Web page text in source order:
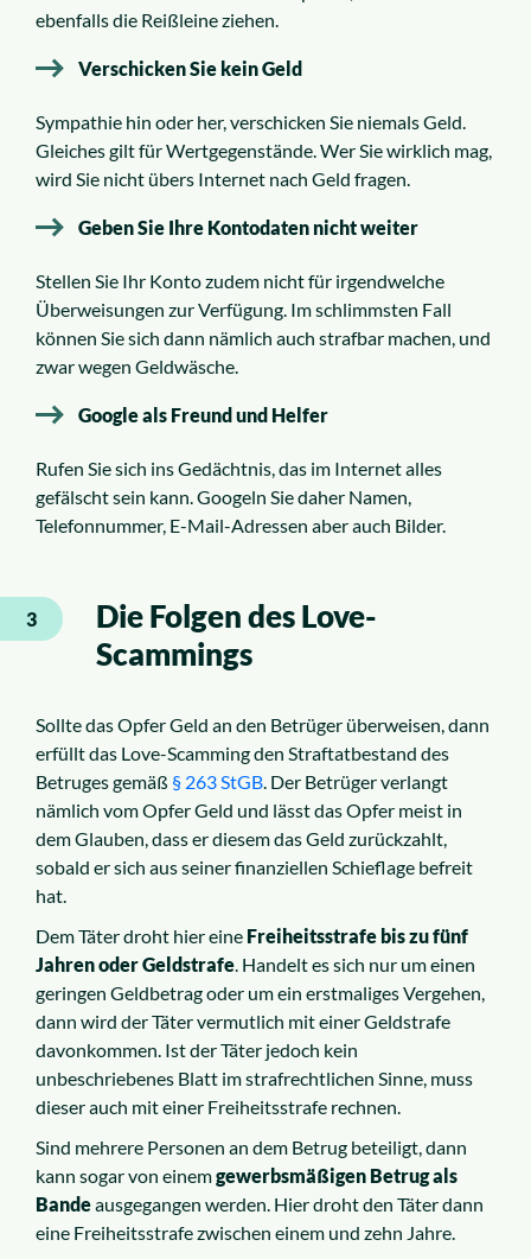
ebenfalls die Reißleine ziehen.
Verschicken Sie kein Geld
Sympathie hin oder her, verschicken Sie niemals Geld.
Gleiches gilt für Wertgegenstände. Wer Sie wirklich mag,
wird Sie nicht übers Internet nach Geld fragen.
Geben Sie Ihre Kontodaten nicht weiter
Stellen Sie Ihr Konto zudem nicht für irgendwelche
Überweisungen zur Verfügung. Im schlimmsten Fall
können Sie sich dann nämlich auch strafbar machen, und
zwar wegen Geldwäsche.
Google als Freund und Helfer
Rufen Sie sich ins Gedächtnis, das im Internet alles
gefälscht sein kann. Googeln Sie daher Namen,
Telefonnummer, E-Mail-Adressen aber auch Bilder.
3
Die Folgen des Love-
Scammings
Sollte das Opfer Geld an den Betrüger überweisen, dann
erfüllt das Love-Scamming den Straftatbestand des
Betruges gemäß § 263 StGB. Der Betrüger verlangt
nämlich vom Opfer Geld und lässt das Opfer meist in
dem Glauben, dass er diesem das Geld zurückzahlt,
sobald er sich aus seiner finanziellen Schieflage befreit
hat.
Dem Täter droht hier eine Freiheitsstrafe bis zu fünf
Jahren oder Geldstrafe. Handelt es sich nur um einen
geringen Geldbetrag oder um ein erstmaliges Vergehen,
dann wird der Täter vermutlich mit einer Geldstrafe
davonkommen. Ist der Täter jedoch kein
unbeschriebenes Blatt im strafrechtlichen Sinne, muss
dieser auch mit einer Freiheitsstrafe rechnen.
Sind mehrere Personen an dem Betrug beteiligt, dann
kann sogar von einemgewerbsmäßigen Betrug als
Bandeausgegangen werden. Hier droht den Täter dann
eine Freiheitsstrafe zwischen einem und zehn Jahre.